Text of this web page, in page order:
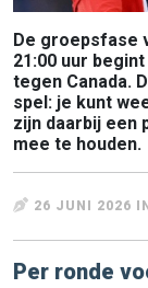
De groepsfase
21:00 uur
tegen Canada.
spel: je kunt
zijn daarbij een
mee te houden.
26 JUNI 2026 IN
Per ronde